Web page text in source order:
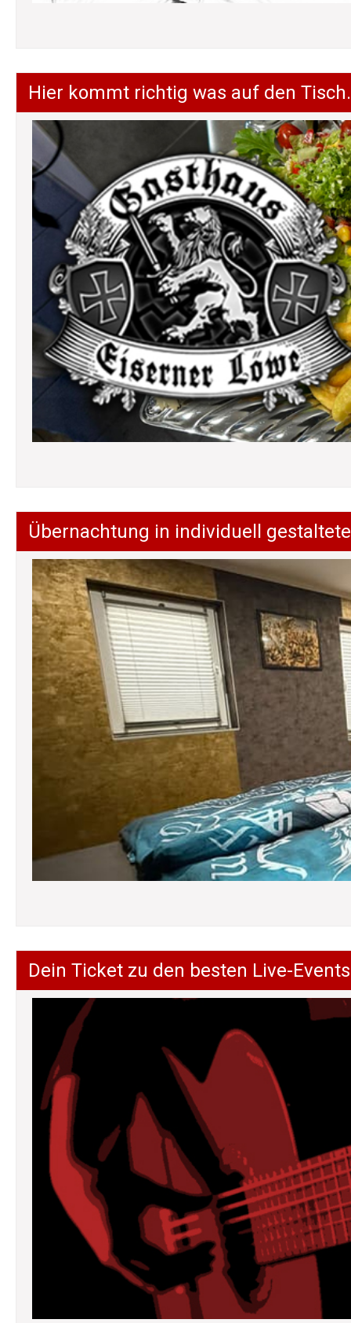
Hier kommt richtig was auf den Tisch.
Übernachtung in individuell
Dein Ticket zu den besten Live-Events